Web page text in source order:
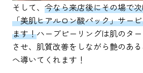
そして、 今なら来店後にその場で
「美肌ヒアルロン酸パック」サー
ます！ハーブピーリングは肌のタ
させ、肌質改善をしながら艶のあ
へ導いてくれます！